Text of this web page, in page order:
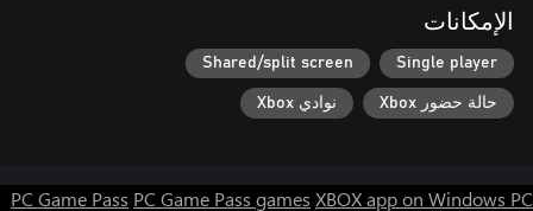
الإمكانات
Single player
Shared/split screen
حالة حضور Xbox نوادي Xbox
PC Game Pass PC Game Pass games XBOX app on Windows PC